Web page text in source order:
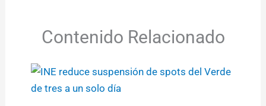
Contenido Relacionado